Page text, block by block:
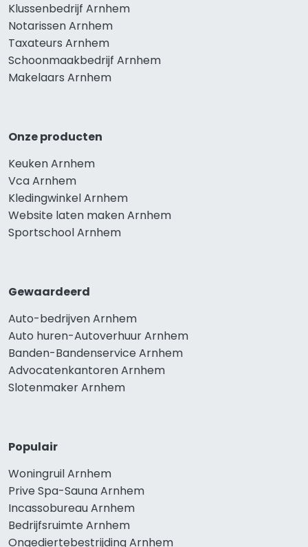
Klussenbedrijf Arnhem
Notarissen Arnhem
Taxateurs Arnhem
Schoonmaakbedrijf Arnhem
Makelaars Arnhem
Onze producten
Keuken Arnhem
Vca Arnhem
Kledingwinkel Arnhem
Website laten maken Arnhem
Sportschool Arnhem
Gewaardeerd
Auto-bedrijven Arnhem
Auto huren-Autoverhuur Arnhem
Banden-Bandenservice Arnhem
Advocatenkantoren Arnhem
Slotenmaker Arnhem
Populair
Woningruil Arnhem
Prive Spa-Sauna Arnhem
Incassobureau Arnhem
Bedrijfsruimte Arnhem
Ongediertebestrijding Arnhem